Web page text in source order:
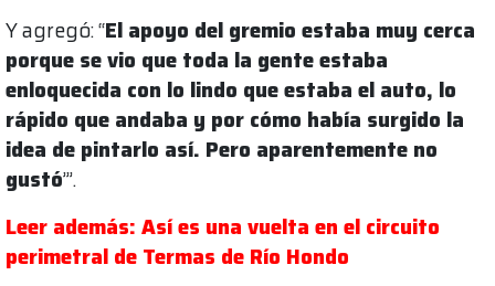
Y agregó: “El apoyo del gremio estaba muy cerca
porque se vio que toda la gente estaba
enloquecida con lo lindo que estaba el auto, lo
rápido que andaba y por cómo había surgido la
idea de pintarlo así. Pero aparentemente no
gustó’”.
Leer además: Así es una vuelta en el circuito
perimetral de Termas de Río Hondo